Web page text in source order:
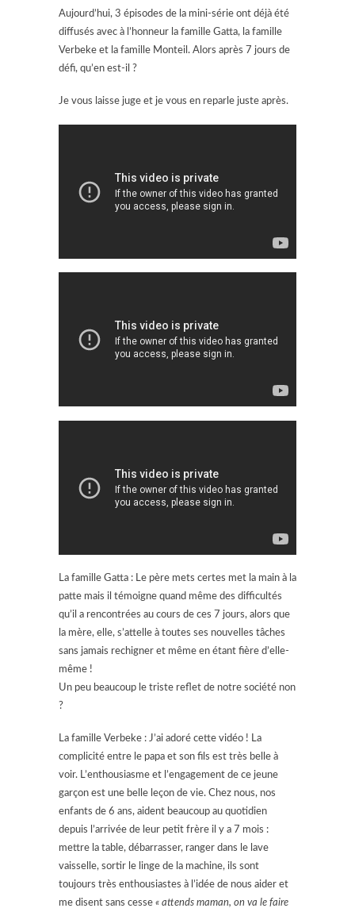
Aujourd’hui, 3 épisodes de la mini-série ont déjà été
diffusés avec à l’honneur la famille Gatta, la famille
Verbeke et la famille Monteil. Alors après 7 jours de
défi, qu’en est-il ?
Je vous laisse juge et je vous en reparle juste après.
La famille Gatta : Le père mets certes met la main à la
patte mais il témoigne quand même des difficultés
qu’il a rencontrées au cours de ces 7 jours, alors que
la mère, elle, s’attelle à toutes ses nouvelles tâches
sans jamais rechigner et même en étant fière d’elle-
même !
Un peu beaucoup le triste reflet de notre société non
?
La famille Verbeke : J’ai adoré cette vidéo ! La
complicité entre le papa et son fils est très belle à
voir. L’enthousiasme et l’engagement de ce jeune
garçon est une belle leçon de vie. Chez nous, nos
enfants de 6 ans, aident beaucoup au quotidien
depuis l’arrivée de leur petit frère il y a 7 mois :
mettre la table, débarrasser, ranger dans le lave
vaisselle, sortir le linge de la machine, ils sont
toujours très enthousiastes à l’idée de nous aider et
me disent sans cesse « attends maman, on va le faire